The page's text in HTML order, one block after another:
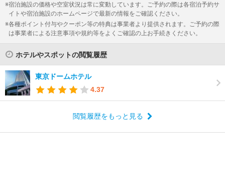
宿泊施設の価格や空室状況は常に変動しています。ご予約の際は各宿泊予約サ
イトや宿泊施設のホームページで最新の情報をご確認ください。
各種ポイント付与やクーポン等の特典は事業者より提供されます。ご予約の際
は事業者による注意事項や規約等をよくご確認の上お手続きください。
ホテルやスポットの閲覧履歴
東京ドームホテル
4.37
閲覧履歴をもっと見る